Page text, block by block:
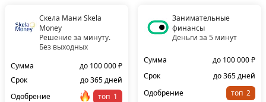
Скела Мани Skela
Money
Решение за минуту.
Без выходных
Сумма
до 100 000 ₽
Срок
до 365 дней
Одобрение
топ
Занимательные
финансы
Деньги за 5 минут
Сумма
до 100 000 ₽
Срок
до 365 дней
Одобрение
топ